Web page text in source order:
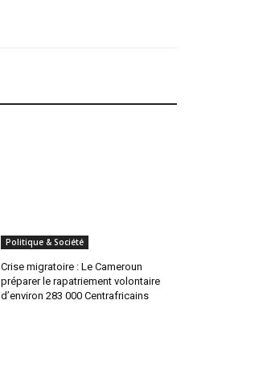
Politique & Société
Crise migratoire : Le Cameroun
préparer le rapatriement volontaire
d’environ 283 000 Centrafricains